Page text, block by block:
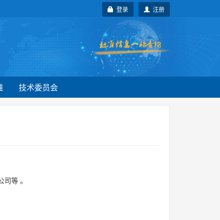
注册
登录
技术委员会
司等 。